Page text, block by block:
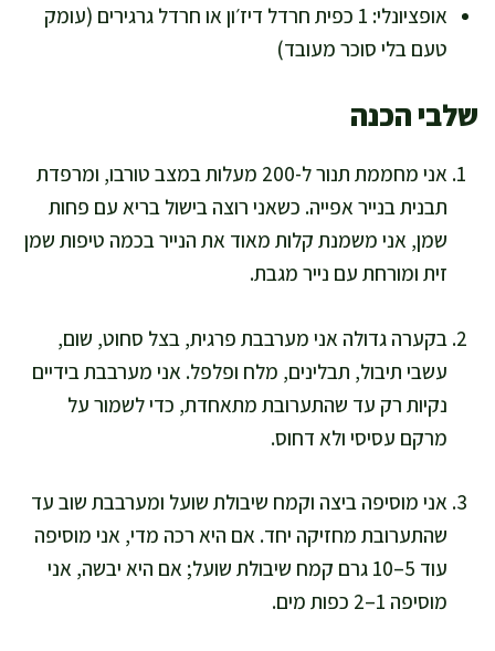
אופציונלי: 1 כפית חרדל דיז׳ון או חרדל גרגירים (עומק
טעם בלי סוכר מעובד)
שלבי הכנה
אני מחממת תנור ל-200 מעלות במצב טורבו, ומרפדת
תבנית בנייר אפייה. כשאני רוצה בישול בריא עם פחות
שמן, אני משמנת קלות מאוד את הנייר בכמה טיפות שמן
זית ומורחת עם נייר מגבת.
בקערה גדולה אני מערבבת פרגית, בצל סחוט, שום,
עשבי תיבול, תבלינים, מלח ופלפל. אני מערבבת בידיים
נקיות רק עד שהתערובת מתאחדת, כדי לשמור על
מרקם עסיסי ולא דחוס.
אני מוסיפה ביצה וקמח שיבולת שועל ומערבבת שוב עד
שהתערובת מחזיקה יחד. אם היא רכה מדי, אני מוסיפה
עוד 5–10 גרם קמח שיבולת שועל; אם היא יבשה, אני
מוסיפה 1–2 כפות מים.